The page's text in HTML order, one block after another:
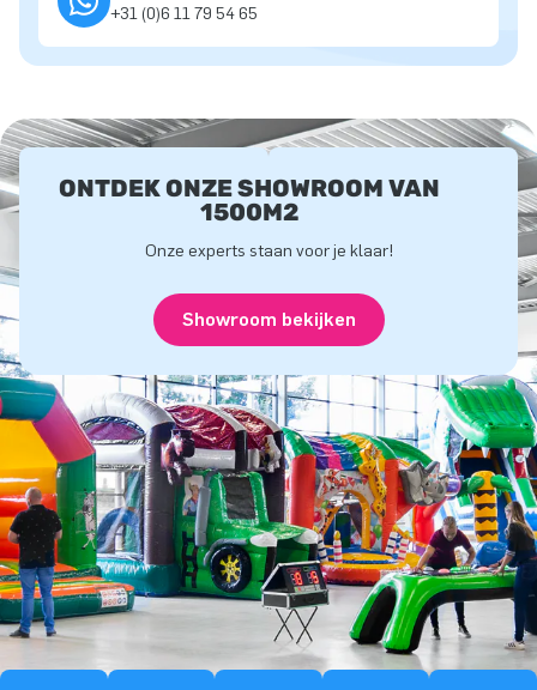
+31 (0)6 11 79 54 65
ONTDEK ONZE SHOWROOM VAN
1500M2
Onze experts staan voor je klaar!
Showroom bekijken